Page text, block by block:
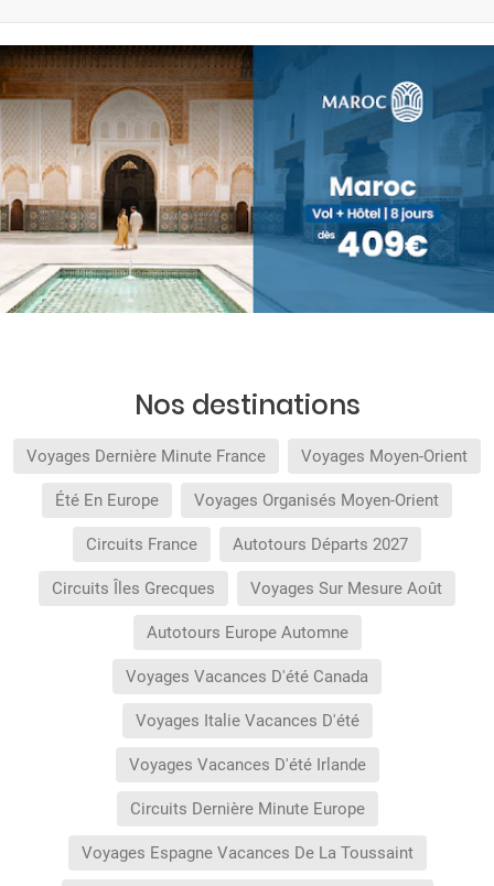
Nos destinations
Voyages Dernière Minute France Voyages Moyen-Orient
Été En Europe Voyages Organisés Moyen-Orient
Circuits France Autotours Départs 2027
Circuits Îles Grecques Voyages Sur Mesure Août
Autotours Europe Automne
Voyages Vacances D'été Canada
Voyages Italie Vacances D'été
Voyages Vacances D'été Irlande
Circuits Dernière Minute Europe
Voyages Espagne Vacances De La Toussaint